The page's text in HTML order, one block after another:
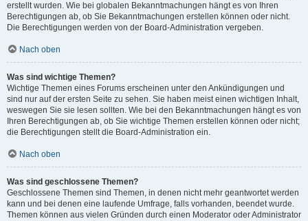
erstellt wurden. Wie bei globalen Bekanntmachungen hängt es von Ihren
Berechtigungen ab, ob Sie Bekanntmachungen erstellen können oder nicht.
Die Berechtigungen werden von der Board-Administration vergeben.
Nach oben
Was sind wichtige Themen?
Wichtige Themen eines Forums erscheinen unter den Ankündigungen und
sind nur auf der ersten Seite zu sehen. Sie haben meist einen wichtigen Inhalt,
weswegen Sie sie lesen sollten. Wie bei den Bekanntmachungen hängt es von
Ihren Berechtigungen ab, ob Sie wichtige Themen erstellen können oder nicht;
die Berechtigungen stellt die Board-Administration ein.
Nach oben
Was sind geschlossene Themen?
Geschlossene Themen sind Themen, in denen nicht mehr geantwortet werden
kann und bei denen eine laufende Umfrage, falls vorhanden, beendet wurde.
Themen können aus vielen Gründen durch einen Moderator oder Administrator